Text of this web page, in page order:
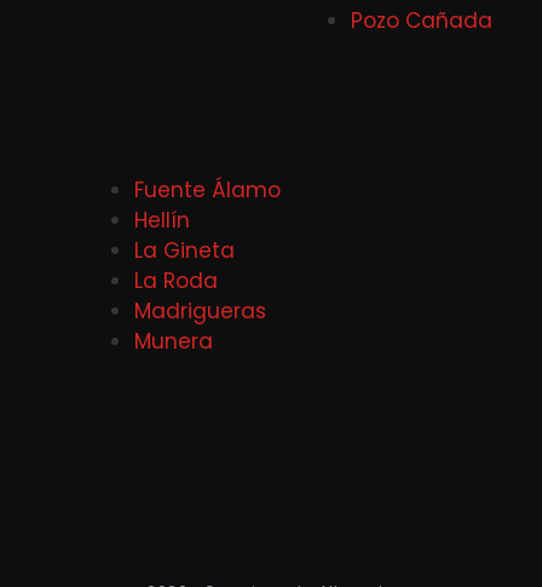
Pozo Cañada
Fuente Álamo
Hellín
La Gineta
La Roda
Madrigueras
Munera